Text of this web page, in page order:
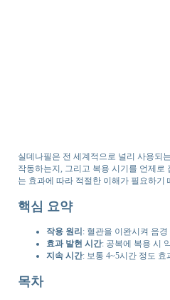
실데나필은 전 세계적으로 널리 사용되
작동하는지, 그리고 복용 시기를 언제
는 효과에 따라 적절한 이해가 필요하
핵심 요약
작용 원리: 혈관을 이완시켜 음
효과 발현 시간: 공복에 복용 시
지속 시간: 보통 4~5시간 정도
목차